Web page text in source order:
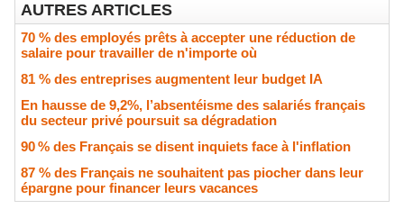
AUTRES ARTICLES
70 % des employés prêts à accepter une réduction de
salaire pour travailler de n'importe où
81 % des entreprises augmentent leur budget IA
En hausse de 9,2%, l’absentéisme des salariés français
du secteur privé poursuit sa dégradation
90 % des Français se disent inquiets face à l'inflation
87 % des Français ne souhaitent pas piocher dans leur
épargne pour financer leurs vacances